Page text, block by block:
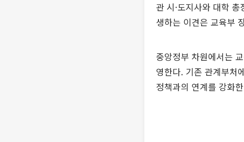
관 시·도지사와 대학
생하는 이견은 교육부
중앙정부 차원에서는
영한다. 기존 관계부처
정책과의 연계를 강화